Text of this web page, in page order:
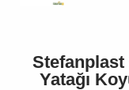
Yatağı